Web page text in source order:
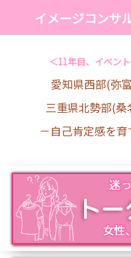
イメージコンサ
＜11年目、イベン
愛知県西部(弥
三重県北勢部(桑
－自己肯定感を